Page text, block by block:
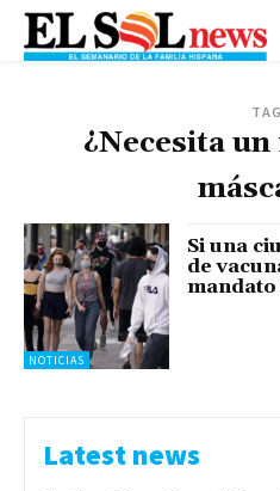
TAG
¿Necesita
NOTICIAS
Si una
de
mandato
Latest news